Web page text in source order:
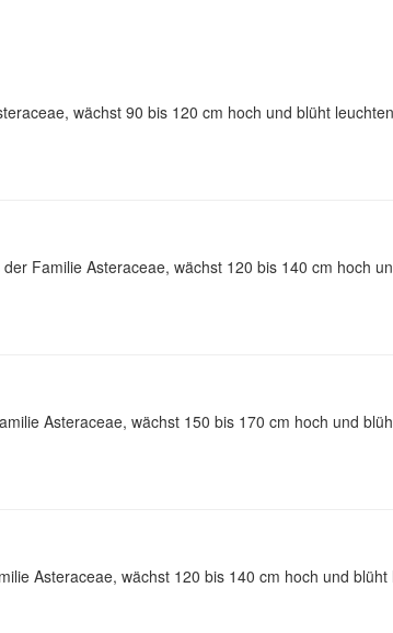
wächst 90 bis 120 cm hoch und blüht
Familie Asteraceae, wächst 120 bis 140 cm hoch
Asteraceae, wächst 150 bis 170 cm hoch und
Asteraceae, wächst 120 bis 140 cm hoch und